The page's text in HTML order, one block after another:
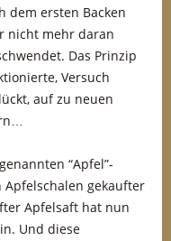
dem ersten Backen
nicht mehr daran
Das Prinzip
Versuch
auf zu neuen
“Apfel”-
Apfelschalen gekaufter
Apfelsaft hat nun
Und diese